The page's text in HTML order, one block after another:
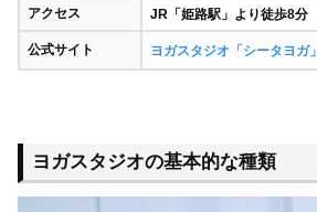
アクセス JR「姫路駅」より徒歩8分
公式サイト ヨガスタジオ「シータヨガ」
ヨガスタジオの基本的な種類